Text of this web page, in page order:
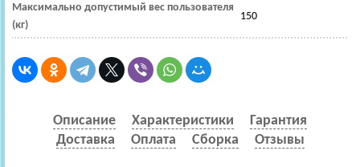
Максимально допустимый вес пользователя
(кг)
150
Описание Характеристики
Гарантия
Доставка
Оплата Сборка Отзывы